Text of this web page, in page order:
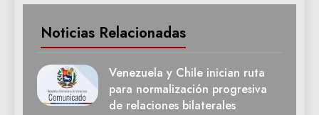
Noticias Relacionadas
Venezuela y Chile inician ruta
para normalización progresiva
de relaciones bilaterales